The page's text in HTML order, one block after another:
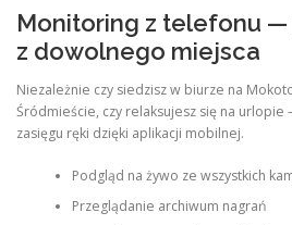
Monitoring z telefonu —
z dowolnego miejsca
Niezależnie czy siedzisz w biurze na
Śródmieście, czy relaksujesz się na
zasięgu ręki dzięki aplikacji mobilnej.
Podgląd na żywo ze wszystkich
Przeglądanie archiwum nagrań